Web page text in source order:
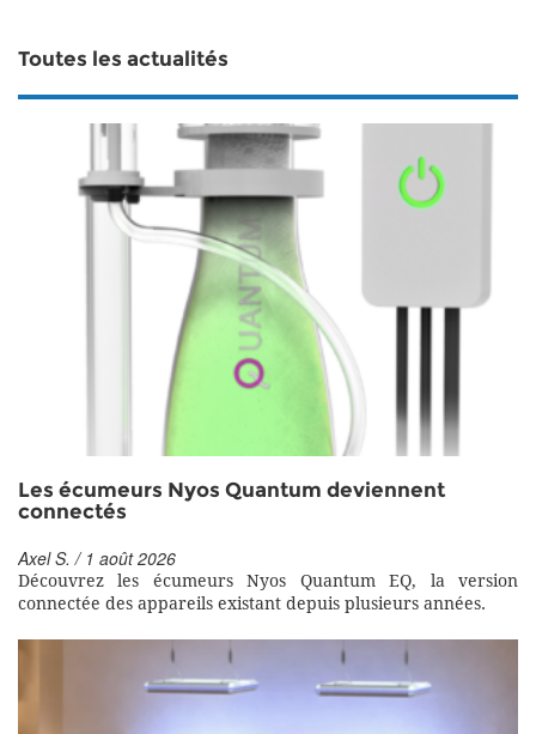
Toutes les actualités
Les écumeurs Nyos Quantum deviennent
connectés
Axel S. / 1 août 2026
Découvrez les écumeurs Nyos Quantum EQ, la version
connectée des appareils existant depuis plusieurs années.